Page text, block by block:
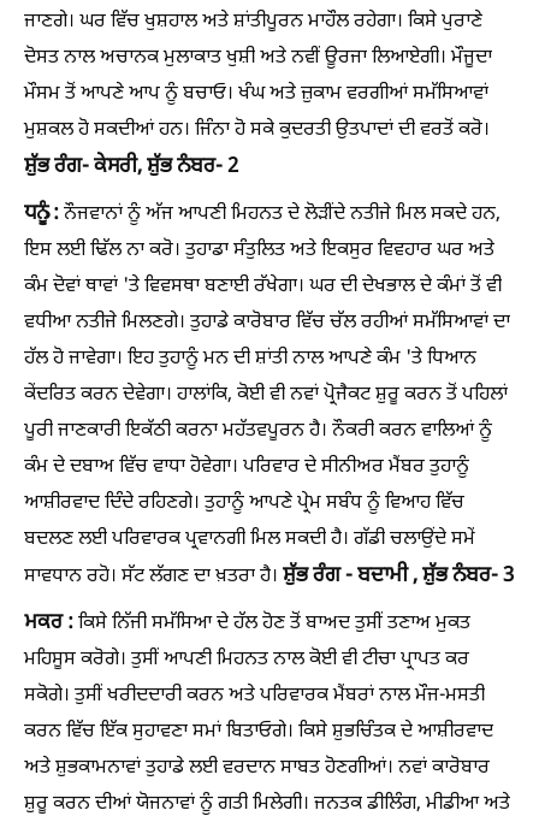
ਜਾਣਗੇ। ਘਰ ਵਿੱਚ ਖੁਸ਼ਹਾਲ ਅਤੇ ਸ਼ਾਂਤੀਪੂਰਨ ਮਾਹੌਲ ਰਹੇਗਾ। ਕਿਸੇ ਪੁਰਾਣੇ
ਦੋਸਤ ਨਾਲ ਅਚਾਨਕ ਮੁਲਾਕਾਤ ਖੁਸ਼ੀ ਅਤੇ ਨਵੀਂ ਊਰਜਾ ਲਿਆਏਗੀ। ਮੌਜੂਦਾ
ਮੌਸਮ ਤੋਂ ਆਪਣੇ ਆਪ ਨੂੰ ਬਚਾਓ। ਖੰਘ ਅਤੇ ਜ਼ੁਕਾਮ ਵਰਗੀਆਂ ਸਮੱਸਿਆਵਾਂ
ਮੁਸ਼ਕਲ ਹੋ ਸਕਦੀਆਂ ਹਨ। ਜਿੰਨਾ ਹੋ ਸਕੇ ਕੁਦਰਤੀ ਉਤਪਾਦਾਂ ਦੀ ਵਰਤੋਂ ਕਰੋ।
ਸ਼ੁੱਭ ਰੰਗ- ਕੇਸਰੀ, ਸ਼ੁੱਭ ਨੰਬਰ- 2
ਧਨੂੰ :ਨੌਜਵਾਨਾਂ ਨੂੰ ਅੱਜ ਆਪਣੀ ਮਿਹਨਤ ਦੇ ਲੋੜੀਂਦੇ ਨਤੀਜੇ ਮਿਲ ਸਕਦੇ ਹਨ,
ਇਸ ਲਈ ਢਿੱਲ ਨਾ ਕਰੋ। ਤੁਹਾਡਾ ਸੰਤੁਲਿਤ ਅਤੇ ਇਕਸੁਰ ਵਿਵਹਾਰ ਘਰ ਅਤੇ
ਕੰਮ ਦੋਵਾਂ ਥਾਵਾਂ 'ਤੇ ਵਿਵਸਥਾ ਬਣਾਈ ਰੱਖੇਗਾ। ਘਰ ਦੀ ਦੇਖਭਾਲ ਦੇ ਕੰਮਾਂ ਤੋਂ ਵੀ
ਵਧੀਆ ਨਤੀਜੇ ਮਿਲਣਗੇ। ਤੁਹਾਡੇ ਕਾਰੋਬਾਰ ਵਿੱਚ ਚੱਲ ਰਹੀਆਂ ਸਮੱਸਿਆਵਾਂ ਦਾ
ਹੱਲ ਹੋ ਜਾਵੇਗਾ। ਇਹ ਤੁਹਾਨੂੰ ਮਨ ਦੀ ਸ਼ਾਂਤੀ ਨਾਲ ਆਪਣੇ ਕੰਮ 'ਤੇ ਧਿਆਨ
ਕੇਂਦਰਿਤ ਕਰਨ ਦੇਵੇਗਾ। ਹਾਲਾਂਕਿ, ਕੋਈ ਵੀ ਨਵਾਂ ਪ੍ਰੋਜੈਕਟ ਸ਼ੁਰੂ ਕਰਨ ਤੋਂ ਪਹਿਲਾਂ
ਪੂਰੀ ਜਾਣਕਾਰੀ ਇਕੱਠੀ ਕਰਨਾ ਮਹੱਤਵਪੂਰਨ ਹੈ। ਨੌਕਰੀ ਕਰਨ ਵਾਲਿਆਂ ਨੂੰ
ਕੰਮ ਦੇ ਦਬਾਅ ਵਿੱਚ ਵਾਧਾ ਹੋਵੇਗਾ। ਪਰਿਵਾਰ ਦੇ ਸੀਨੀਅਰ ਮੈਂਬਰ ਤੁਹਾਨੂੰ
ਆਸ਼ੀਰਵਾਦ ਦਿੰਦੇ ਰਹਿਣਗੇ। ਤੁਹਾਨੂੰ ਆਪਣੇ ਪ੍ਰੇਮ ਸਬੰਧ ਨੂੰ ਵਿਆਹ ਵਿੱਚ
ਬਦਲਣ ਲਈ ਪਰਿਵਾਰਕ ਪ੍ਰਵਾਨਗੀ ਮਿਲ ਸਕਦੀ ਹੈ। ਗੱਡੀ ਚਲਾਉਂਦੇ ਸਮੇਂ
ਸਾਵਧਾਨ ਰਹੋ। ਸੱਟ ਲੱਗਣ ਦਾ ਖ਼ਤਰਾ ਹੈ। ਸ਼ੁੱਭ ਰੰਗ - ਬਦਾਮੀ , ਸ਼ੁੱਭ ਨੰਬਰ- 3
ਮਕਰ :ਕਿਸੇ ਨਿੱਜੀ ਸਮੱਸਿਆ ਦੇ ਹੱਲ ਹੋਣ ਤੋਂ ਬਾਅਦ ਤੁਸੀਂ ਤਣਾਅ ਮੁਕਤ
ਮਹਿਸੂਸ ਕਰੋਗੇ। ਤੁਸੀਂ ਆਪਣੀ ਮਿਹਨਤ ਨਾਲ ਕੋਈ ਵੀ ਟੀਚਾ ਪ੍ਰਾਪਤ ਕਰ
ਸਕੋਗੇ। ਤੁਸੀਂ ਖਰੀਦਦਾਰੀ ਕਰਨ ਅਤੇ ਪਰਿਵਾਰਕ ਮੈਂਬਰਾਂ ਨਾਲ ਮੌਜ-ਮਸਤੀ
ਕਰਨ ਵਿੱਚ ਇੱਕ ਸੁਹਾਵਣਾ ਸਮਾਂ ਬਿਤਾਓਗੇ। ਕਿਸੇ ਸ਼ੁਭਚਿੰਤਕ ਦੇ ਆਸ਼ੀਰਵਾਦ
ਅਤੇ ਸ਼ੁਭਕਾਮਨਾਵਾਂ ਤੁਹਾਡੇ ਲਈ ਵਰਦਾਨ ਸਾਬਤ ਹੋਣਗੀਆਂ। ਨਵਾਂ ਕਾਰੋਬਾਰ
ਸ਼ੁਰੂ ਕਰਨ ਦੀਆਂ ਯੋਜਨਾਵਾਂ ਨੂੰ ਗਤੀ ਮਿਲੇਗੀ। ਜਨਤਕ ਡੀਲਿੰਗ, ਮੀਡੀਆ ਅਤੇ